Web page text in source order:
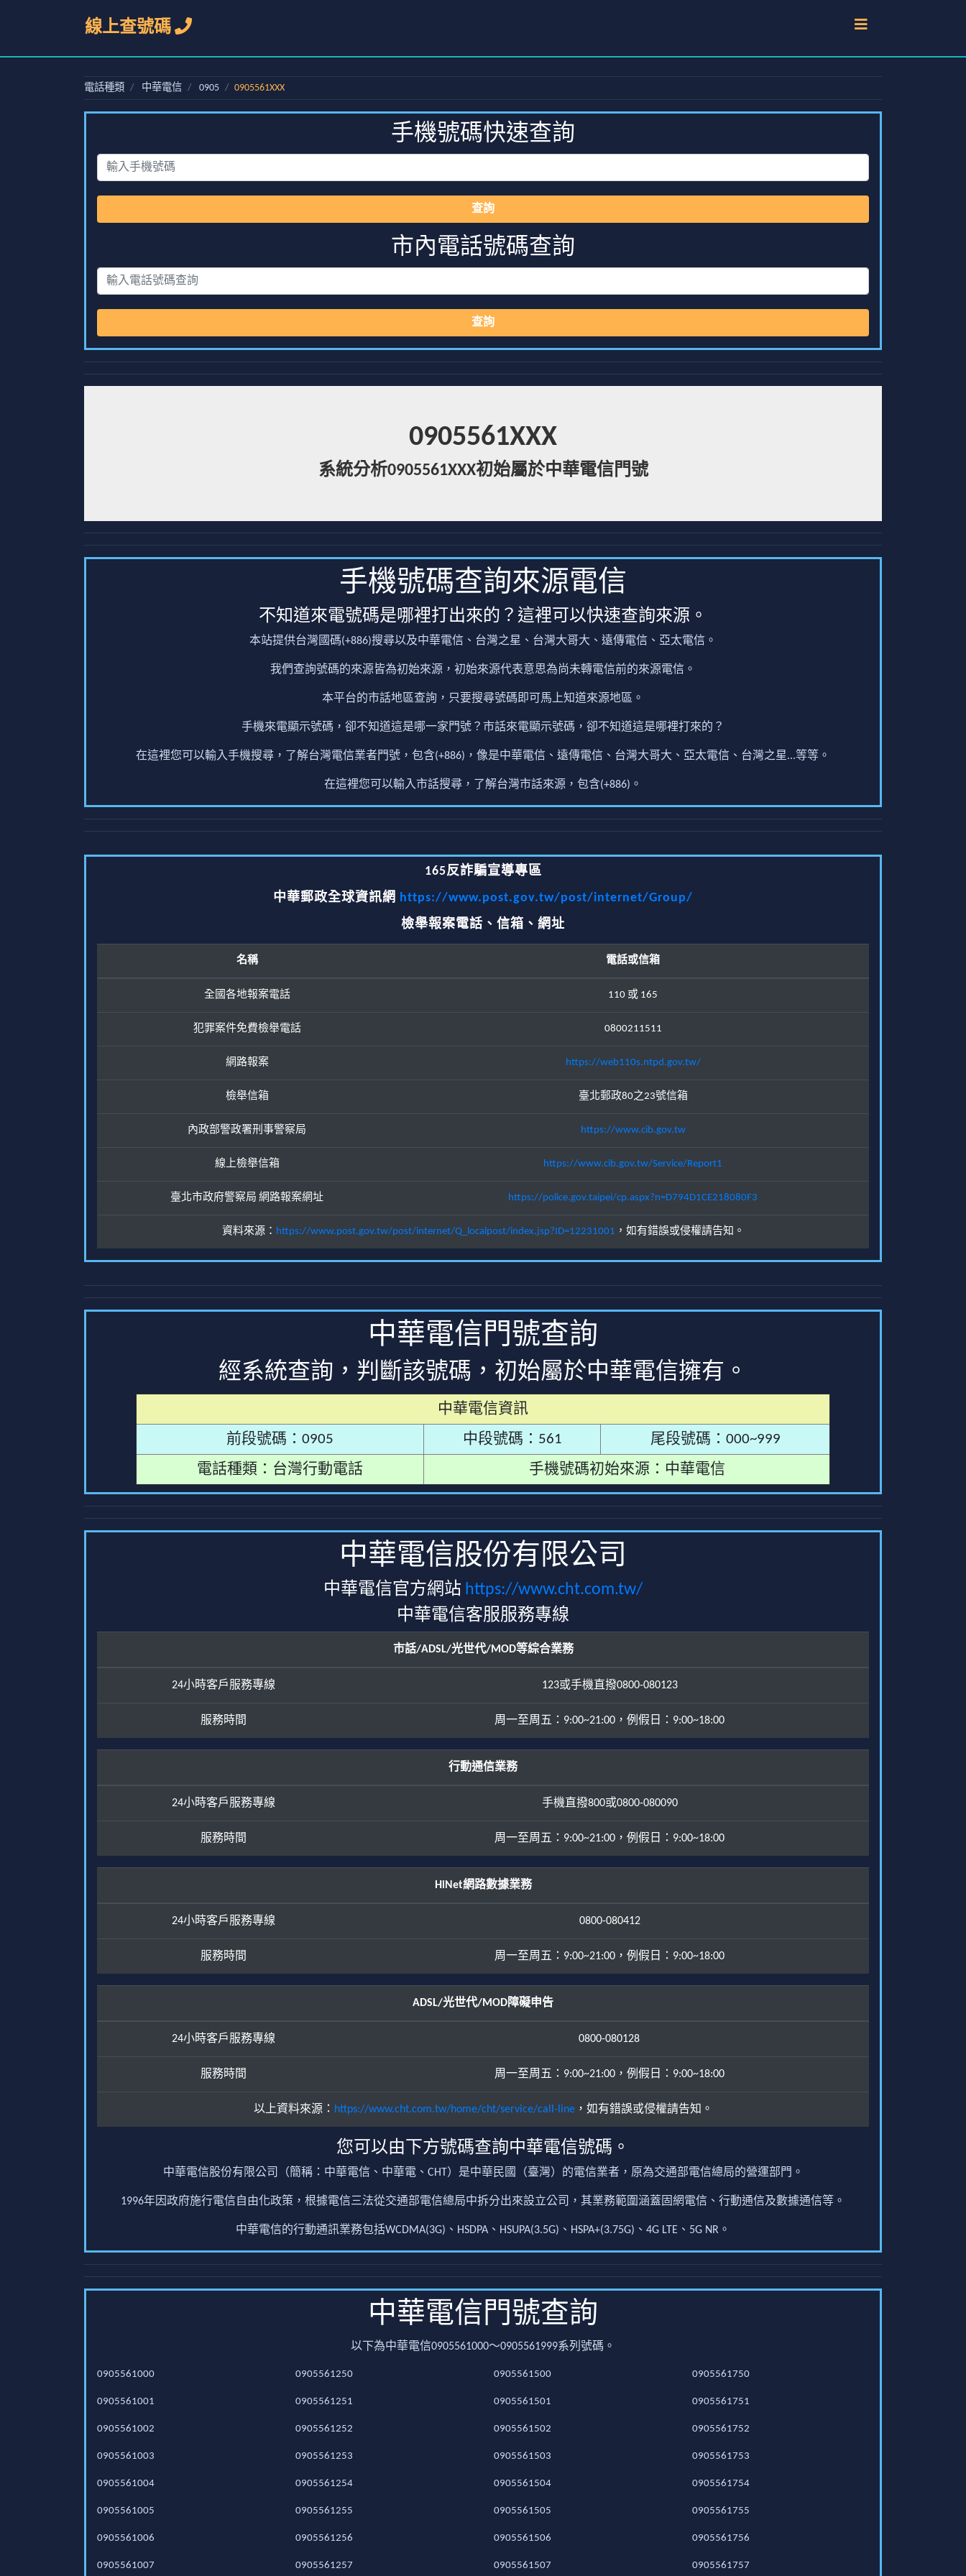
線上查號碼
電話種類 中華電信 0905 0905561XXX
手機號碼快速查詢
查詢
市內電話號碼查詢
查詢
0905561XXX
系統分析0905561XXX初始屬於中華電信門號
手機號碼查詢來源電信
不知道來電號碼是哪裡打出來的？這裡可以快速查詢來源。
本站提供台灣國碼(+886)搜尋以及中華電信、台灣之星、台灣大哥大、遠傳電信、亞太電信。
我們查詢號碼的來源皆為初始來源，初始來源代表意思為尚未轉電信前的來源電信。
本平台的市話地區查詢，只要搜尋號碼即可馬上知道來源地區。
手機來電顯示號碼，卻不知道這是哪一家門號？市話來電顯示號碼，卻不知道這是哪裡打來的？
在這裡您可以輸入手機搜尋，了解台灣電信業者門號，包含(+886)，像是中華電信、遠傳電信、台灣大哥大、亞太電信、台灣之星...等等。
在這裡您可以輸入市話搜尋，了解台灣市話來源，包含(+886)。
165反詐騙宣導專區
中華郵政全球資訊網 https://www.post.gov.tw/post/internet/Group/
檢舉報案電話、信箱、網址
名稱 電話或信箱
全國各地報案電話 110 或 165
犯罪案件免費檢舉電話 0800211511
網路報案 https://web110s.ntpd.gov.tw/
檢舉信箱 臺北郵政80之23號信箱
內政部警政署刑事警察局 https://www.cib.gov.tw
線上檢舉信箱 https://www.cib.gov.tw/Service/Report1
臺北市政府警察局 網路報案網址 https://police.gov.taipei/cp.aspx?n=D794D1CE218080F3
資料來源： https://www.post.gov.tw/post/internet/Q_localpost/index.jsp?ID=12231001 ，如有錯誤或侵權請告知。
中華電信門號查詢
經系統查詢，判斷該號碼，初始屬於中華電信擁有。
中華電信資訊
前段號碼：0905
中段號碼：561
尾段號碼：000~999
電話種類：台灣行動電話
手機號碼初始來源：中華電信
中華電信股份有限公司
中華電信官方網站 https://www.cht.com.tw/
中華電信客服服務專線
市話/ADSL/光世代/MOD等綜合業務
24小時客戶服務專線 123或手機直撥0800-080123
服務時間 周一至周五：9:00~21:00，例假日：9:00~18:00
行動通信業務
24小時客戶服務專線 手機直撥800或0800-080090
服務時間 周一至周五：9:00~21:00，例假日：9:00~18:00
HiNet網路數據業務
24小時客戶服務專線 0800-080412
服務時間 周一至周五：9:00~21:00，例假日：9:00~18:00
ADSL/光世代/MOD障礙申告
24小時客戶服務專線 0800-080128
服務時間 周一至周五：9:00~21:00，例假日：9:00~18:00
以上資料來源： https://www.cht.com.tw/home/cht/service/call-line，如有錯誤或侵權請告知。
您可以由下方號碼查詢中華電信號碼。
中華電信股份有限公司（簡稱：中華電信、中華電、CHT）是中華民國（臺灣）的電信業者，原為交通部電信總局的營運部門。
1996年因政府施行電信自由化政策，根據電信三法從交通部電信總局中拆分出來設立公司，其業務範圍涵蓋固網電信、行動通信及數據通信等。
中華電信的行動通訊業務包括WCDMA(3G)、HSDPA、HSUPA(3.5G)、HSPA+(3.75G)、4G LTE、5G NR。
中華電信門號查詢
以下為中華電信0905561000～0905561999系列號碼。
0905561000
0905561001
0905561002
0905561003
0905561004
0905561005
0905561006
0905561007
0905561250
0905561251
0905561252
0905561253
0905561254
0905561255
0905561256
0905561257
0905561500
0905561501
0905561502
0905561503
0905561504
0905561505
0905561506
0905561507
0905561750
0905561751
0905561752
0905561753
0905561754
0905561755
0905561756
0905561757